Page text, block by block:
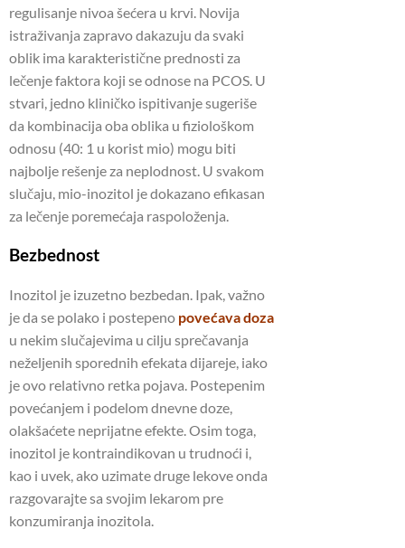
regulisanje nivoa šećera u krvi. Novija
istraživanja zapravo dakazuju da svaki
oblik ima karakteristične prednosti za
lečenje faktora koji se odnose na PCOS. U
stvari, jedno kliničko ispitivanje sugeriše
da kombinacija oba oblika u fiziološkom
odnosu (40: 1 u korist mio) mogu biti
najbolje rešenje za neplodnost. U svakom
slučaju, mio-inozitol je dokazano efikasan
za lečenje poremećaja raspoloženja.
Bezbednost
Inozitol je izuzetno bezbedan. Ipak, važno
je da se polako i postepeno povećava doza
u nekim slučajevima u cilju sprečavanja
neželjenih sporednih efekata dijareje, iako
je ovo relativno retka pojava. Postepenim
povećanjem i podelom dnevne doze,
olakšaćete neprijatne efekte. Osim toga,
inozitol je kontraindikovan u trudnoći i,
kao i uvek, ako uzimate druge lekove onda
razgovarajte sa svojim lekarom pre
konzumiranja inozitola.